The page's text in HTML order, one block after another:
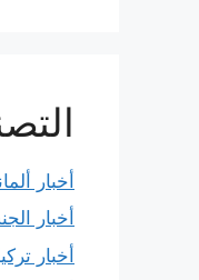
أخبار
أخبار
أخبار